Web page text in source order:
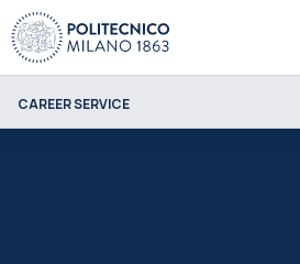
CAREER SERVICE